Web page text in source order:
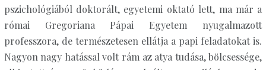
pszichológiából doktorált, egyetemi oktató lett, ma már a
római Gregoriana Pápai Egyetem nyugalmazott
professzora, de természetesen ellátja a papi feladatokat is.
Nagyon nagy hatással volt rám az atya tudása, bölcsessége,